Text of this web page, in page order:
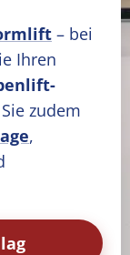
– bei
Ihren
zudem
,